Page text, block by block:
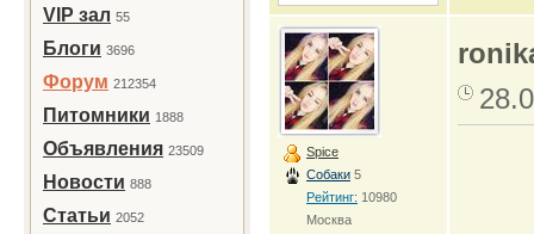
VIP зал 55
Блоги 3696
Форум 212354
Питомники 1888
Объявления 23509
Новости 888
Статьи 2052
Spice
Собаки 5
Рейтинг: 10980
Москва